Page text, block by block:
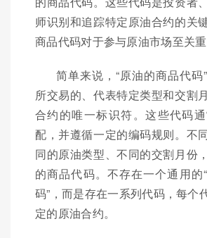
师识别和追踪特定原油合约的关
商品代码对于参与原油市场至关重
简单来说，“原油的商品代码
所交易的、代表特定类型和交割
合约的唯一标识符。这些代码
配，并遵循一定的编码规则。不
同的原油类型、不同的交割月份
的商品代码。不存在一个通用的
码”，而是存在一系列代码，每个
定的原油合约。